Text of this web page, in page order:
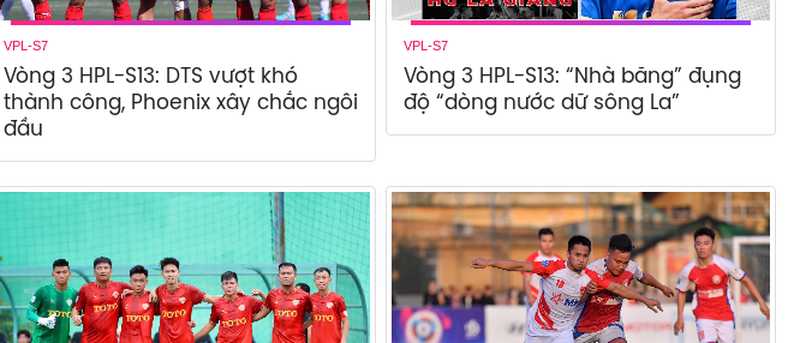
VPL-S7
Vòng 3 HPL-S13: DTS vượt khó
thành công, Phoenix xây chắc ngôi
đầu
VPL-S7
Vòng 3 HPL-S13: “Nhà băng” đụng
độ “dòng nước dữ sông La”